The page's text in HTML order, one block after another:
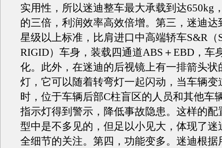
实用性，所以迷迪整车最大承载到达650kg
的三倍，利润效率高效倍增。第三，迷迪达
星级以上标准，比肩进口中高端轿车S&R（
RIGID）车身，装载四通道ABS＋EBD，车
化。此外，在迷迪的后视镜上有一排箭头状
灯，它可以随着转弯灯一起闪动，当车辆变
时，位于车辆后部C柱盲区的人员和其他车
指示灯得到警示，降低事故隐患。这样的配
型中是不多见的，但足以小见大，体现了迷
全细节的关注。第四，功能变多。迷迪根据